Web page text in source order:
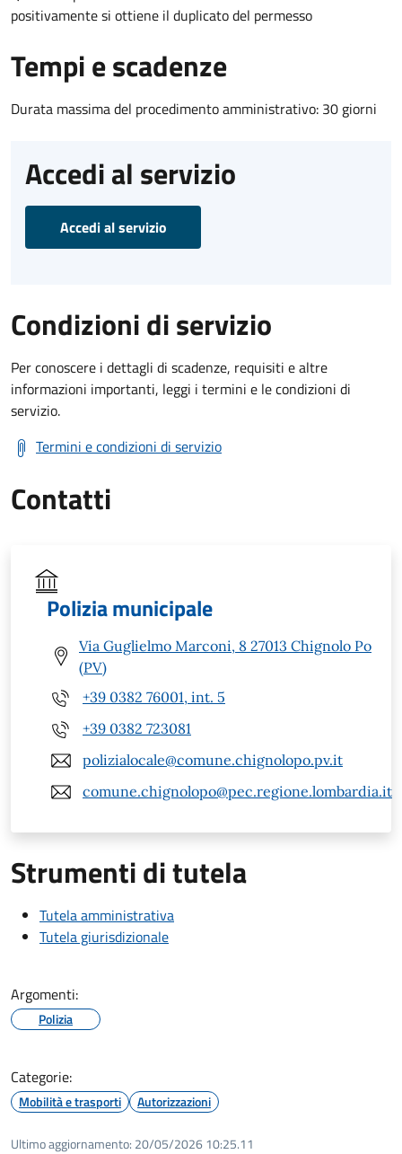
positivamente si ottiene il duplicato del permesso
Tempi e scadenze
Durata massima del procedimento amministrativo: 30 giorni
Accedi al servizio
Accedi al servizio
Condizioni di servizio
Per conoscere i dettagli di scadenze, requisiti e altre
informazioni importanti, leggi i termini e le condizioni di
servizio.
Termini e condizioni di servizio
Contatti
Polizia municipale
Via Guglielmo Marconi, 8 27013 Chignolo Po
(PV)
+39 0382 76001, int. 5
+39 0382 723081
polizialocale@comune.chignolopo.pv.it
comune.chignolopo@pec.regione.lombardia.it
Strumenti di tutela
Tutela amministrativa
Tutela giurisdizionale
Argomenti:
Polizia
Categorie:
Mobilità e trasporti Autorizzazioni
Ultimo aggiornamento: 20/05/2026 10:25.11